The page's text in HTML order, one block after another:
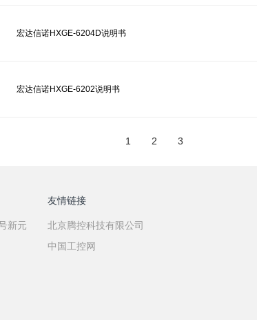
宏达信诺HXGE-6204D说明书
宏达信诺HXGE-6202说明书
1 2 3
新元
友情链接
北京腾控科技有限公司
中国工控网